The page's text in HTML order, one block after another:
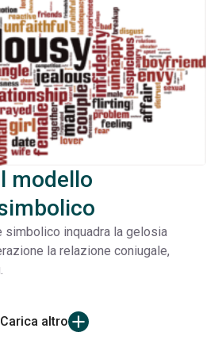
modello
simbolico inquadra la gelosia
la relazione coniugale,
Carica altro